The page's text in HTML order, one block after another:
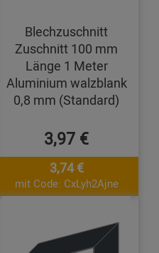
Blechzuschnitt
Zuschnitt 100 mm
Länge 1 Meter
Aluminium walzblank
0,8 mm (Standard)
3,97 €
3,74 €
mit Code: CxLyh2Ajne